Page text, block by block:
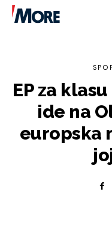
EP za
ide na
europska